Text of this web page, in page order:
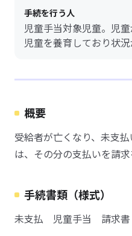
手続を行う人
児童手当対象児童。児
児童を養育しており状況
概要
受給者が亡くなり、未支
は、その分の支払いを請求
手続書類（様式）
未支払 児童手当 請求書